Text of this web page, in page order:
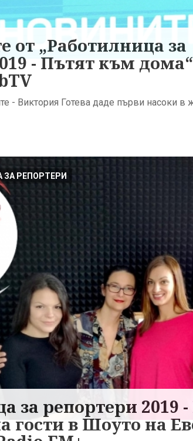
от „Работилница за
- Пътят към дома“
- Виктория Готева даде първи насоки в
ЗА РЕПОРТЕРИ
за репортери 2019
гости в Шоуто на